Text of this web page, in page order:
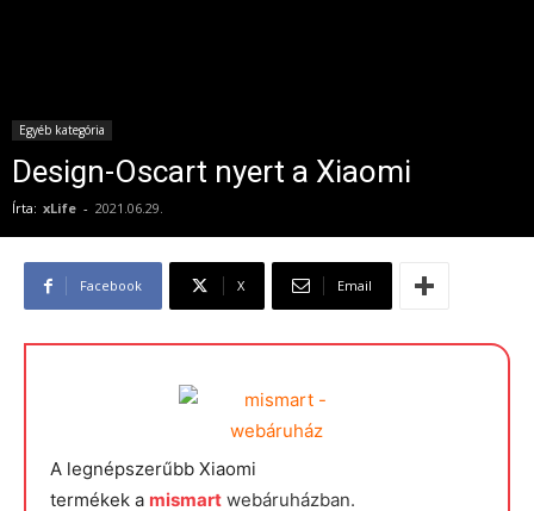
Egyéb kategória
Design-Oscart nyert a Xiaomi
Írta: xLife - 2021.06.29.
Facebook X Email
A legnépszerűbb Xiaomi
termékek a mismart webáruházban.